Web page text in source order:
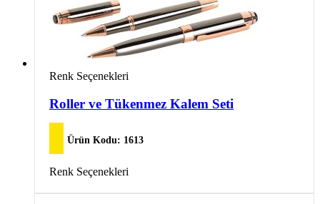
Bu
birden
fazla
varyasyonu
Seçenekler
ürün
sayfasından
seçilebilir
Renk Seçenekleri
Roller ve Tükenmez Kalem Seti
Ürün Kodu: 1613
Bu
birden
Renk Seçenekleri